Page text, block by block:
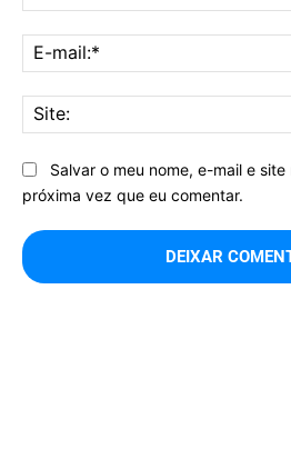
Salvar o meu nome, e-mail e
próxima vez que eu comentar.